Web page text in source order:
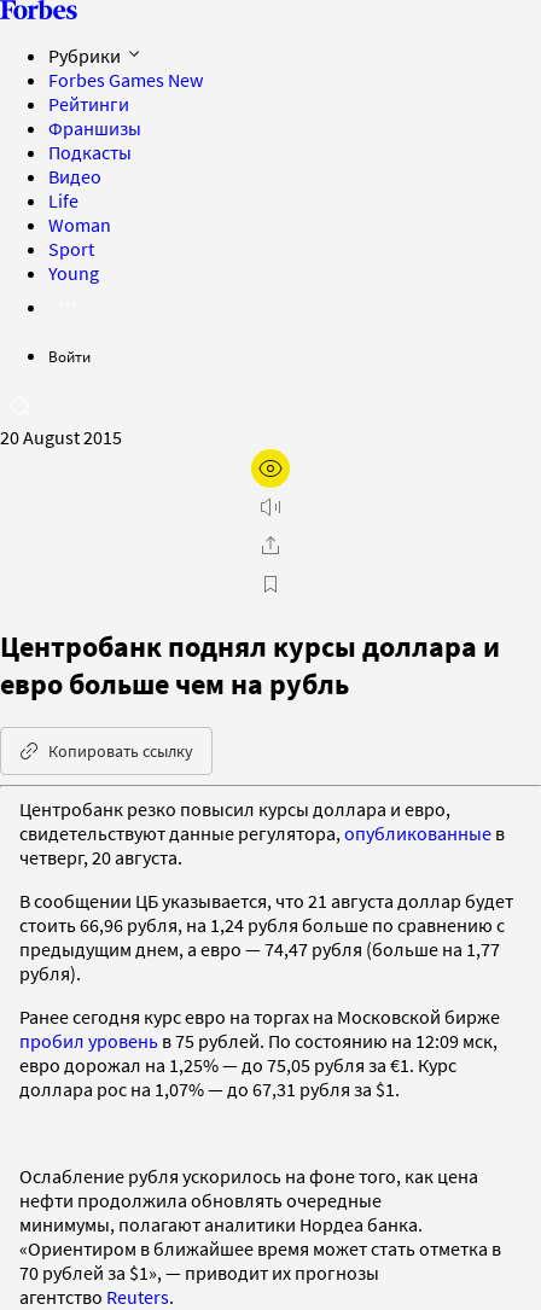
Рубрики
Forbes Games New
Рейтинги
Франшизы
Подкасты
Видео
Life
Woman
Sport
Young
Войти
20 August 2015
Центробанк поднял курсы доллара и
евро больше чем на рубль
Копировать ссылку
Центробанк резко повысил курсы доллара и евро,
свидетельствуют данные регулятора, опубликованные в
четверг, 20 августа.
В сообщении ЦБ указывается, что 21 августа доллар будет
стоить 66,96 рубля, на 1,24 рубля больше по сравнению с
предыдущим днем, а евро — 74,47 рубля (больше на 1,77
рубля).
Ранее сегодня курс евро на торгах на Московской бирже
пробил уровень в 75 рублей. По состоянию на 12:09 мск,
евро дорожал на 1,25% — до 75,05 рубля за €1. Курс
доллара рос на 1,07% — до 67,31 рубля за $1.
Ослабление рубля ускорилось на фоне того, как цена
нефти продолжила обновлять очередные
минимумы, полагают аналитики Нордеа банка.
«Ориентиром в ближайшее время может стать отметка в
70 рублей за $1», — приводит их прогнозы
агентство Reuters.